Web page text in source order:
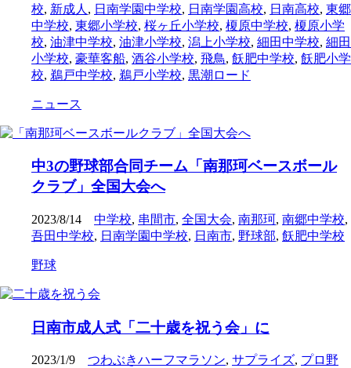
校, 新成人 , 日南学園中学校, 日南学園高校, 日南高校, 東郷
中学校, 東郷小学校, 桜ヶ丘小学校, 榎原中学校, 榎原小学
校, 油津中学校, 油津小学校, 潟上小学校, 細田中学校, 細田
小学校, 豪華客船, 酒谷小学校, 飛鳥, 飫肥中学校, 飫肥小学
校, 鵜戸中学校, 鵜戸小学校, 黒潮ロード
ニュース
中3の野球部合同チーム「南那珂ベースボール
クラブ」全国大会へ
2023/8/14 中学校, 串間市, 全国大会, 南那珂, 南郷中学校,
吾田中学校, 日南学園中学校, 日南市, 野球部, 飫肥中学校
野球
日南市成人式「二十歳を祝う会」に
2023/1/9 つわぶきハーフマラソン, サプライズ, プロ野